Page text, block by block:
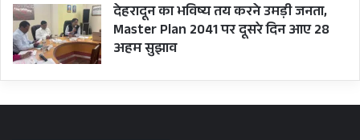
देहरादून का भविष्य तय करने उमड़ी जनता,
Master Plan 2041 पर दूसरे दिन आए 28
अहम सुझाव